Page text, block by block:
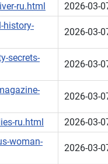
ru.html
2026-03-
history-
2026-03-
secrets-
2026-03-
2026-03-
ru.html
2026-03-
woman-
2026-03-